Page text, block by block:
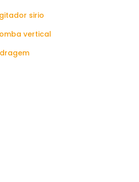
sirio
vertical